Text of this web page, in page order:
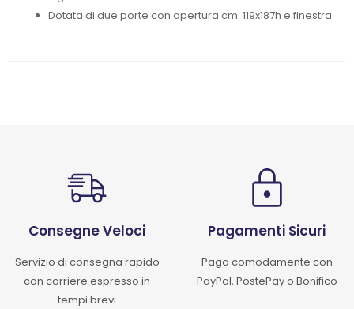
Dotata di due porte con apertura cm. 119x187h e finestra
Consegne Veloci
Servizio di consegna rapido
con corriere espresso in
tempi brevi
Pagamenti Sicuri
Paga comodamente con
PayPal, PostePay o Bonifico